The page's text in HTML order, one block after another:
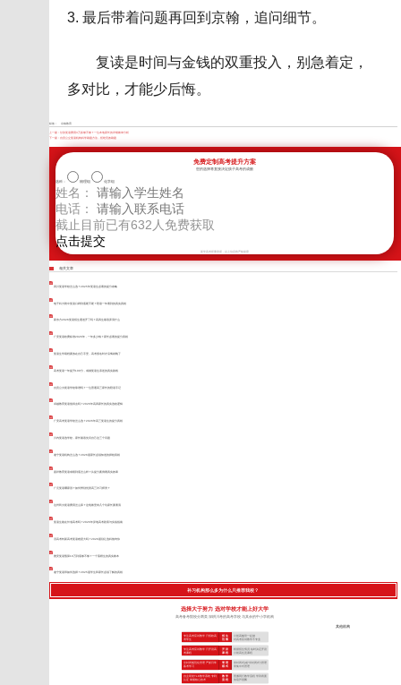
3. 最后带着问题再回到京翰，追问细节。
复读是时间与金钱的双重投入，别急着定，
多对比，才能少后悔。
标签： 京翰教育
上一篇： 甘孜复读费用3万多够不够？一位本地家长的详细账单分析
下一篇：
自贡公立复读机构科学刷题方法，拒绝无效刷题
免费定制高考提升方案
您的选择将直接决定孩子高考的成败
选科： 物理组 化学组
姓名：
电话：
截止目前已有632 人免费获取
新学高考郑重承诺，以上信息将严格保密
相关文章
四川复读学校怎么选？2025年复读生必看的提分攻略
电子科大附中复读口碑到底硬不硬？陪读一年看到的真实真相
新东方2026复读招生通道开了吗？高四生最该弄清什么
广安复读收费标准2026年，一年多少钱？家长必看的提分真相
复读生学籍档案放在自己手里，高考报名时才后悔就晚了
高考复读一年提升100分，成都复读生亲述的真实路线
自贡公办复读学校靠谱吗？一位普通高三家长的陪读手记
卓越教育复读值得去吗？2026年高四家长的真实选校逻辑
广安高考复读学校怎么选？2026年高三复读生的提分真相
川内复读选学校，家长最该先问自己这三个问题
遂宁复读机构怎么选？2026届家长必须知道的择校真相
嘉祥教育复读成绩到底怎么样？从提分案例看真实效果
广元复读哪家强？如何辨别优质高三补习师资？
达州民办复读费用怎么算？这笔账里有几个坑家长要看清
复读生能在外省高考吗？2026年异地高考政策与实战指南
旧高考转新高考复读难度大吗？2026届别让选科拖垮你
雅安复读预算10万到底够不够？一个落榜生的真实账本
遂宁复读班如何选择？2025届学生和家长必须了解的真相
补习机构那么多为什么只推荐我校？
选择大于努力 选对学校才能上好大学
高考备考院校分两类 深耕川考的高考学校 与其余的中小学机构
其他机构
专注高考应试教学 只招收高
考学生
招 生
范 围
小初高辅导一起做
对高考应试教学不专业
专注高考应试教学 只开设高
考课程
开 设
课 程
根据招生情况 临时决定开设
小初高任意课程
全封闭规范化管理 严抓日常
备考学习
管 理
模 式
非封闭式(或“半封闭式”)管理
非集中式管理
自主研发TLE教学系统 专利
认证 掌握核心技术
教 学
流 程
照搬同行教学流程 学到表面
依葫芦画瓢